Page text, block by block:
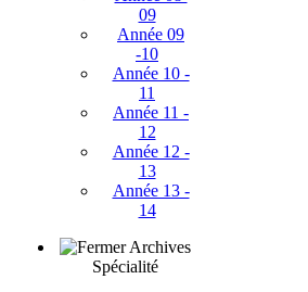
09
Année 09
-10
Année 10 -
11
Année 11 -
12
Année 12 -
13
Année 13 -
14
Archives
Spécialité